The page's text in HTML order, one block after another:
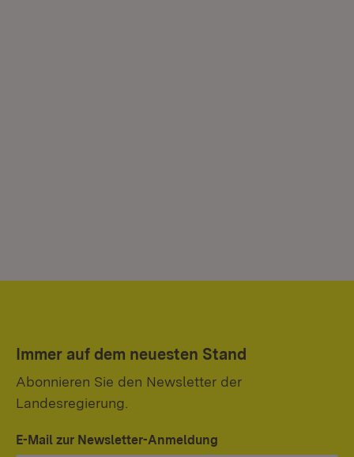
Immer auf dem neuesten Stand
Abonnieren Sie den Newsletter der
Landesregierung.
E-Mail zur Newsletter-Anmeldung